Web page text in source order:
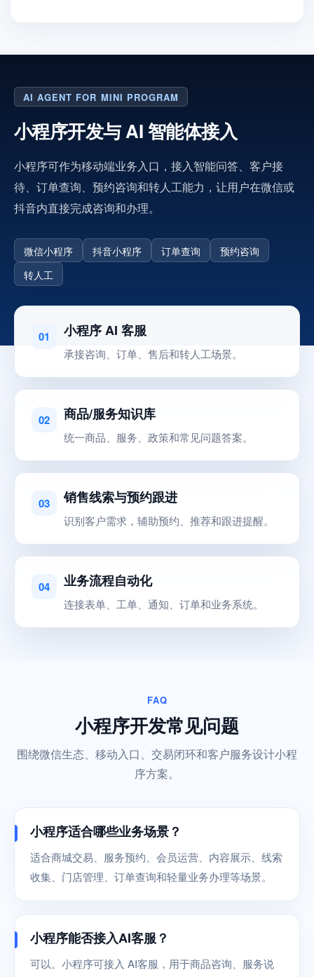
AI AGENT FOR MINI PROGRAM
小程序开发与 AI 智能体接入
小程序可作为移动端业务入口，接入智能问答、客户接
待、订单查询、预约咨询和转人工能力，让用户在微信或
抖音内直接完成咨询和办理。
微信小程序 抖音小程序 订单查询
预约咨询
转人工
01 小程序 AI 客服
承接咨询、订单、售后和转人工场景。
02 商品/服务知识库
统一商品、服务、政策和常见问题答案。
03 销售线索与预约跟进
识别客户需求，辅助预约、推荐和跟进提醒。
04 业务流程自动化
连接表单、工单、通知、订单和业务系统。
FAQ
小程序开发常见问题
围绕微信生态、移动入口、交易闭环和客户服务设计小程
序方案。
小程序适合哪些业务场景？
适合商城交易、服务预约、会员运营、内容展示、线索
收集、门店管理、订单查询和轻量业务办理等场景。
小程序能否接入AI客服？
可以。小程序可接入 AI客服，用于商品咨询、服务说